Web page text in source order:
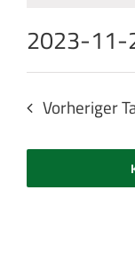
2023
2023-11-
Datum
wählen.
Vorheriger